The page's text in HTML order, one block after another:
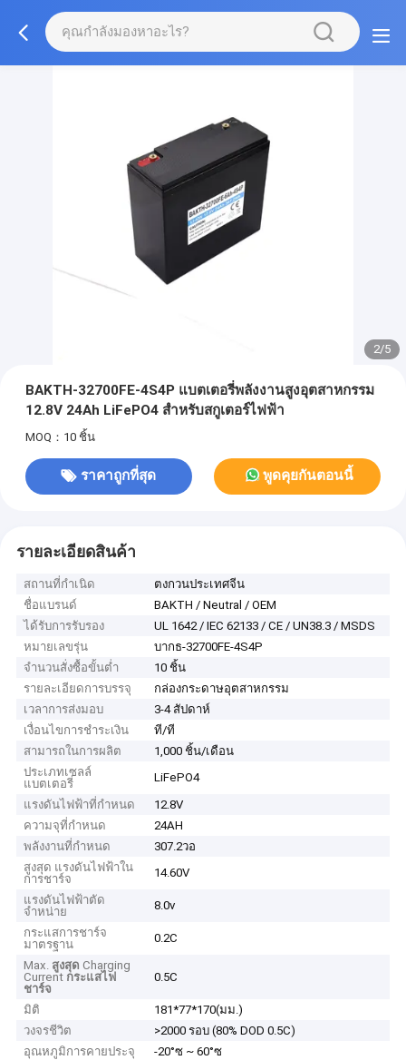
2/5
BAKTH-32700FE-4S4P แบตเตอรี่พลังงานสูงอุตสาหกรรม
12.8V 24Ah LiFePO4 สําหรับสกูเตอร์ไฟฟ้า
MOQ：10 ชิ้น
ราคาถูกที่สุด พูดคุยกันตอนนี้
รายละเอียดสินค้า
สถานที่กำเนิด
ตงกวนประเทศจีน
ชื่อแบรนด์
BAKTH / Neutral / OEM
ได้รับการรับรอง
UL 1642 / IEC 62133 / CE / UN38.3 / MSDS
หมายเลขรุ่น
บากธ-32700FE-4S4P
จำนวนสั่งซื้อขั้นต่ำ
10 ชิ้น
รายละเอียดการบรรจุ
กล่องกระดาษอุตสาหกรรม
เวลาการส่งมอบ
3-4 สัปดาห์
เงื่อนไขการชำระเงิน
ที/ที
สามารถในการผลิต
1,000 ชิ้น/เดือน
ประเภทเซลล์
แบตเตอรี่
LiFePO4
แรงดันไฟฟ้าที่กำหนด
12.8V
ความจุที่กำหนด
24AH
พลังงานที่กำหนด
307.2วอ
สูงสุด แรงดันไฟฟ้าใน
การชาร์จ
14.60V
แรงดันไฟฟ้าตัด
จำหน่าย
8.0v
กระแสการชาร์จ
มาตรฐาน
0.2C
Max. สูงสุด Charging
Current กระแสไฟ
ชาร์จ
0.5C
มิติ
181*77*170(มม.)
วงจรชีวิต
>2000 รอบ (80% DOD 0.5C)
อุณหภูมิการคายประจุ
-20°ซ ~ 60°ซ